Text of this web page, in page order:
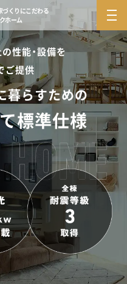
づくりにこだわる
ホーム
性能・設備を
ご提供
暮らすための
標準仕様